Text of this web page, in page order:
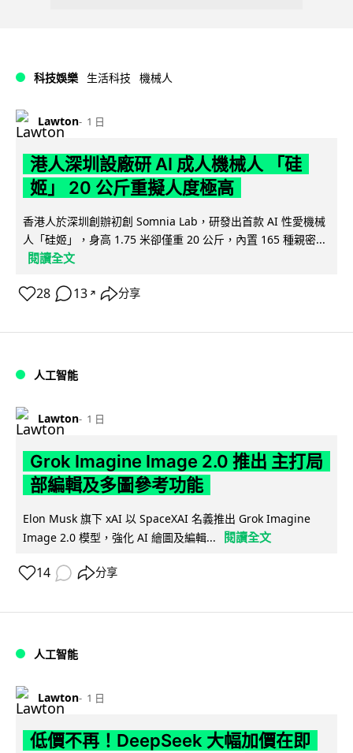
科技娛樂 生活科技 機械人
Lawton 1 日
港人深圳設廠研 AI 成人機械人 「硅
姬」 20 公斤重擬人度極高
香港人於深圳創辦初創 Somnia Lab，研發出首款 AI 性愛機械
人「硅姬」，身高 1.75 米卻僅重 20 公斤，內置 165 種親密...
閱讀全文
28 13 ↗ 分享
人工智能
Lawton 1 日
Grok Imagine Image 2.0 推出 主打局
部編輯及多圖參考功能
Elon Musk 旗下 xAI 以 SpaceXAI 名義推出 Grok Imagine
Image 2.0 模型，強化 AI 繪圖及編輯...
閱讀全文
14 分享
人工智能
Lawton 1 日
低價不再！DeepSeek 大幅加價在即